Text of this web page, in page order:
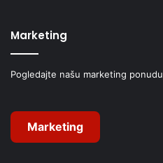
Marketing
Pogledajte našu marketing
Marketing